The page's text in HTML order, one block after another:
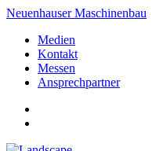
Neuenhauser Maschinenbau
Medien
Kontakt
Messen
Ansprechpartner